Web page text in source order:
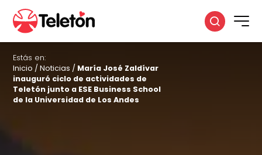
Estás en:
Inicio /Noticias / María José Zaldívar
inauguró ciclo de actividades de
Teletón junto a ESE Business School
de la Universidad de Los Andes